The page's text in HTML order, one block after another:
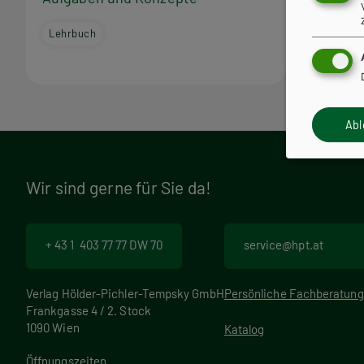
Lehrbuch
Lehrbuch
Wir sind gerne für Sie da!
+ 43 1 403 77 77 DW 70
Verlag Hölder-Pichler-Tempsky GmbH
Frankgasse 4 / 2. Stock
1090 Wien
Öffnungszeiten
service@hpt.at
Persönliche Fachberatung
Katalog